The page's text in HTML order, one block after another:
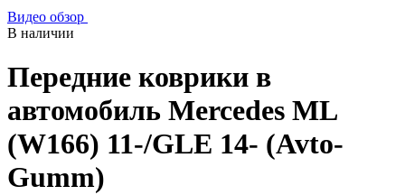
Видео обзор
В наличии
Передние коврики в
автомобиль Mercedes ML
(W166) 11-/GLE 14- (Avto-
Gumm)